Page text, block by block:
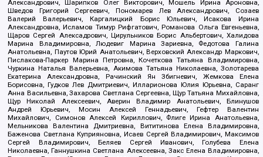
Александрович, Шарипков Олег Викторович, Мошель Ирина Ароновна,
Шведов Григорий Сергеевич, Пономарев Лев Александрович, Созаев
Валерий Валерьевич, Каргалицкий Борис Юльевич, Исакова Ирина
Александровна, Исламов Тимур Рифгатович, Романова Ольга Евгеньевна,
Щаров Сергей Алексадрович, Цирульников Борис Альбертович, Халидова
Марина Владимировна, Людевиг Марина Зариевна, Федотова Галина
Анатольевна, Паутов Юрий Анатольевич, Верховский Александр Маркович,
Пислакова-Паркер Марина Петровна, Кочеткова Татьяна Владимировна,
Чуркина Наталья Валерьевна, Акимова Татьяна Николаевна, Золотарева
Екатерина Александровна, Рачинский Ян Збигневич, Жемкова Елена
Борисовна, Гудков Лев Дмитриевич, Илларионова Юлия Юрьевна, Саранг
Анна Васильевна, Захарова Светлана Сергеевна, Щур Татьяна Михайловна,
Щур Николай Алексеевич, Аверин Владимир Анатольевич, Блинушов
Андрей Юрьевич, Мосин Алексей Геннадьевич, Гефтер Валентин
Михайлович, Симонов Алексей Кириллович, Флиге Ирина Анатольевна,
Мельникова Валентина Дмитриевна, Вититинова Елена Владимировна,
Баженова Светлана Куприяновна, Исаев Сергей Владимирович, Максимов
Сергей Владимирович, Беляев Сергей Иванович, Голубева Елена
Николаевна, Ганнушкина Светлана Алексеевна, Закс Елена Владимировна,